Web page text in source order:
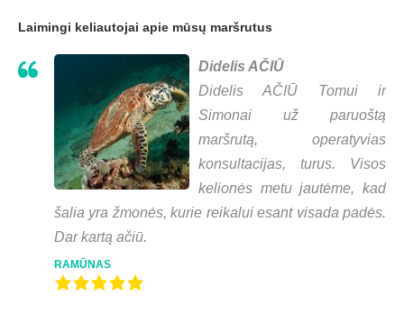
Laimingi keliautojai apie mūsų maršrutus
Didelis AČIŪ
Didelis AČIŪ Tomui ir
Simonai už paruoštą
maršrutą, operatyvias
konsultacijas, turus. Visos
kelionės metu jautėme, kad
šalia yra žmonės, kurie reikalui esant visada padės.
Dar kartą ačiū.
RAMŪNAS